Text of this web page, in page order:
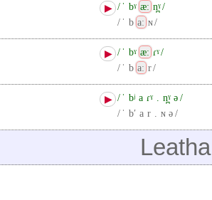
▶ / ˈ bˠ æː n̪ˠ/
/ ˈ b aː ɴ/
▶ / ˈ bˠ æː ɾˠ/
/ ˈ b aː r/
▶ / ˈ bʲ a ɾˠ n̪ˠ ə/
/ ˈ bʹ a r ɴ ə/